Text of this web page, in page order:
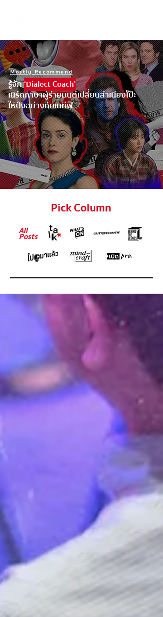
Mostly Recommend
รู้จัก‘Dialect Coach’
เนิร์ดภาษาผู้ร่ายมนต์เปลี่ยนสำเนียงโป๊ะ
ให้ปังอย่างกับเนทีฟ
Pick Column
All
Posts